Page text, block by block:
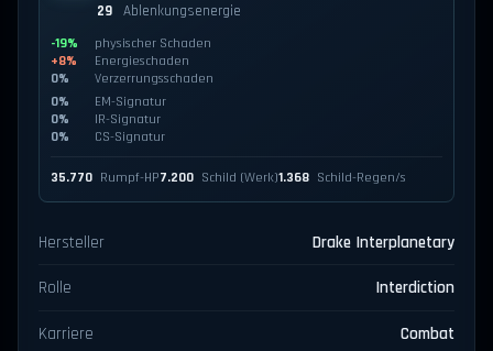
29 Ablenkungsenergie
-19%
physischer Schaden
+8%
Energieschaden
0%
Verzerrungsschaden
0%
EM-Signatur
0%
IR-Signatur
0%
CS-Signatur
35.770 Rumpf-HP7.200 Schild (Werk)1.368 Schild-Regen/s
Hersteller Drake Interplanetary
Rolle Interdiction
Karriere Combat